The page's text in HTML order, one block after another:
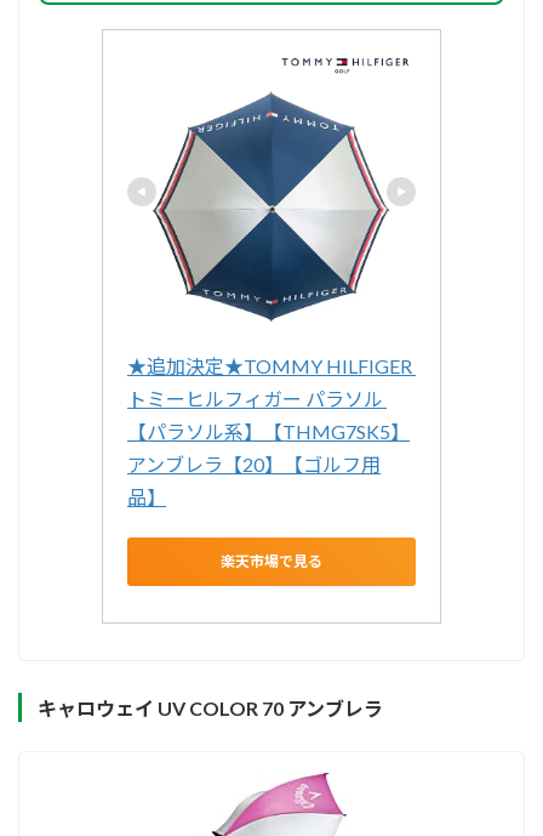
★追加決定★TOMMY HILFIGER
トミーヒルフィガー パラソル
【パラソル系】【THMG7SK5】
アンブレラ【20】【ゴルフ用
品】
楽天市場で見る
キャロウェイ UV COLOR 70 アンブレラ